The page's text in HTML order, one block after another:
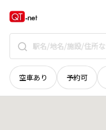
空車あり 予約可
宮城県